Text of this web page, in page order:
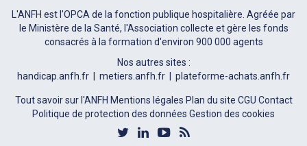
L'ANFH est l'OPCA de la fonction publique hospitalière. Agréée par
le Ministère de la Santé, l'Association collecte et gère les fonds
consacrés à la formation d'environ 900 000 agents
Nos autres sites :
handicap.anfh.fr
metiers.anfh.fr plateforme-achats.anfh.fr
Tout savoir sur l'ANFH Mentions légales Plan du site CGU Contact
Politique de protection des données Gestion des cookies